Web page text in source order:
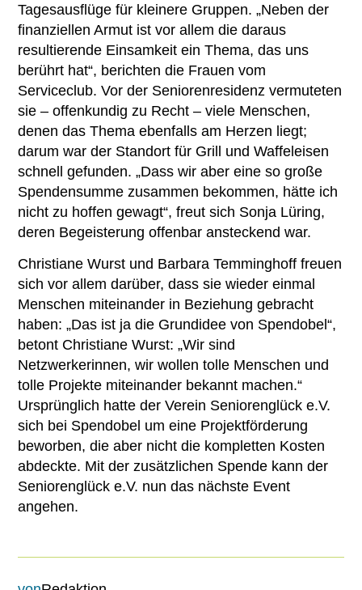
Tagesausflüge für kleinere Gruppen. „Neben der
finanziellen Armut ist vor allem die daraus
resultierende Einsamkeit ein Thema, das uns
berührt hat“, berichten die Frauen vom
Serviceclub. Vor der Seniorenresidenz vermuteten
sie – offenkundig zu Recht – viele Menschen,
denen das Thema ebenfalls am Herzen liegt;
darum war der Standort für Grill und Waffeleisen
schnell gefunden. „Dass wir aber eine so große
Spendensumme zusammen bekommen, hätte ich
nicht zu hoffen gewagt“, freut sich Sonja Lüring,
deren Begeisterung offenbar ansteckend war.
Christiane Wurst und Barbara Temminghoff freuen
sich vor allem darüber, dass sie wieder einmal
Menschen miteinander in Beziehung gebracht
haben: „Das ist ja die Grundidee von Spendobel“,
betont Christiane Wurst: „Wir sind
Netzwerkerinnen, wir wollen tolle Menschen und
tolle Projekte miteinander bekannt machen.“
Ursprünglich hatte der Verein Seniorenglück e.V.
sich bei Spendobel um eine Projektförderung
beworben, die aber nicht die kompletten Kosten
abdeckte. Mit der zusätzlichen Spende kann der
Seniorenglück e.V. nun das nächste Event
angehen.